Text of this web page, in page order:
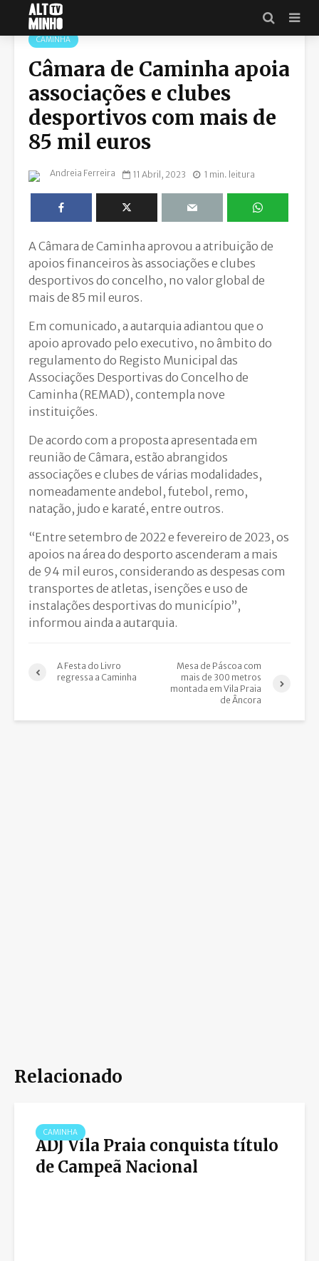
MUNICÍPIO DE CAMINHA
CAMINHA
Câmara de Caminha apoia
associações e clubes
desportivos com mais de
85 mil euros
Andreia Ferreira 11 Abril, 2023 1 min. leitura
A Câmara de Caminha aprovou a atribuição de
apoios financeiros às associações e clubes
desportivos do concelho, no valor global de
mais de 85 mil euros.
Em comunicado, a autarquia adiantou que o
apoio aprovado pelo executivo, no âmbito do
regulamento do Registo Municipal das
Associações Desportivas do Concelho de
Caminha (REMAD), contempla nove
instituições.
De acordo com a proposta apresentada em
reunião de Câmara, estão abrangidos
associações e clubes de várias modalidades,
nomeadamente andebol, futebol, remo,
natação, judo e karaté, entre outros.
“Entre setembro de 2022 e fevereiro de 2023, os
apoios na área do desporto ascenderam a mais
de 94 mil euros, considerando as despesas com
transportes de atletas, isenções e uso de
instalações desportivas do município”,
informou ainda a autarquia.
A Festa do Livro
regressa a Caminha
Mesa de Páscoa com
mais de 300 metros
montada em Vila Praia
de Âncora
Relacionado
CAMINHA
ADJ Vila Praia conquista título
de Campeã Nacional